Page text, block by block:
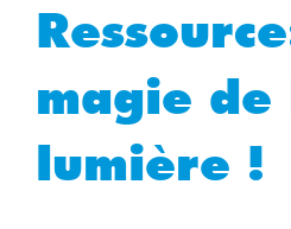
magie de
lumière !